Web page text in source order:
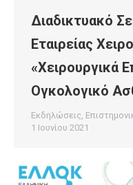
Διαδικτυακό
Εταιρείας
«Χειρουργικά
Ογκολογικό
Εκδηλώσεις
1 Ιουνίου 2021